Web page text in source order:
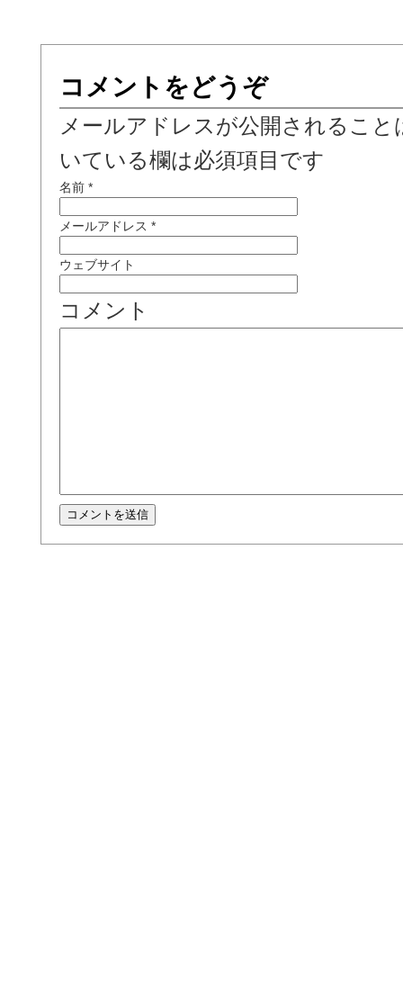
コメントをどうぞ
メールアドレスが公開されるこ
いている欄は必須項目です
名前 *
メールアドレス *
ウェブサイト
コメント